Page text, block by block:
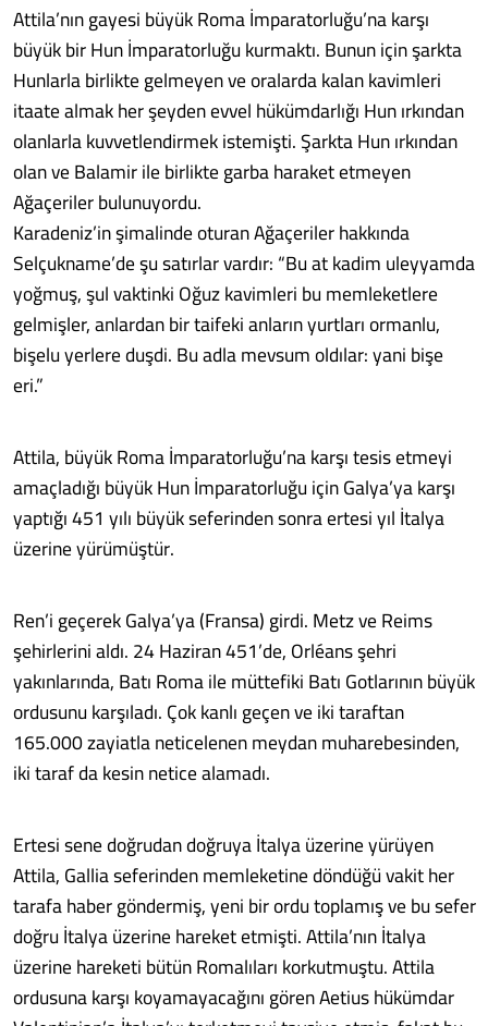
Attila’nın gayesi büyük Roma İmparatorluğu’na karşı
büyük bir Hun İmparatorluğu kurmaktı. Bunun için şarkta
Hunlarla birlikte gelmeyen ve oralarda kalan kavimleri
itaate almak her şeyden evvel hükümdarlığı Hun ırkından
olanlarla kuvvetlendirmek istemişti. Şarkta Hun ırkından
olan ve Balamir ile birlikte garba haraket etmeyen
Ağaçeriler bulunuyordu.
Karadeniz’in şimalinde oturan Ağaçeriler hakkında
Selçukname’de şu satırlar vardır: “Bu at kadim uleyyamda
yoğmuş, şul vaktinki Oğuz kavimleri bu memleketlere
gelmişler, anlardan bir taifeki anların yurtları ormanlu,
bişelu yerlere duşdi. Bu adla mevsum oldılar: yani bişe
eri.”
Attila, büyük Roma İmparatorluğu’na karşı tesis etmeyi
amaçladığı büyük Hun İmparatorluğu için Galya’ya karşı
yaptığı 451 yılı büyük seferinden sonra ertesi yıl İtalya
üzerine yürümüştür.
Ren’i geçerek Galya’ya (Fransa) girdi. Metz ve Reims
şehirlerini aldı. 24 Haziran 451’de, Orléans şehri
yakınlarında, Batı Roma ile müttefiki Batı Gotlarının büyük
ordusunu karşıladı. Çok kanlı geçen ve iki taraftan
165.000 zayiatla neticelenen meydan muharebesinden,
iki taraf da kesin netice alamadı.
Ertesi sene doğrudan doğruya İtalya üzerine yürüyen
Attila, Gallia seferinden memleketine döndüğü vakit her
tarafa haber göndermiş, yeni bir ordu toplamış ve bu sefer
doğru İtalya üzerine hareket etmişti. Attila’nın İtalya
üzerine hareketi bütün Romalıları korkutmuştu. Attila
ordusuna karşı koyamayacağını gören Aetius hükümdar